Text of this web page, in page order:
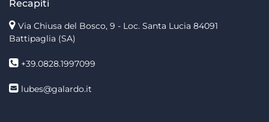
Recapiti
Via Chiusa del Bosco, 9 - Loc. Santa Lucia 84091
Battipaglia (SA)
+39.0828.1997099
lubes@galardo.it